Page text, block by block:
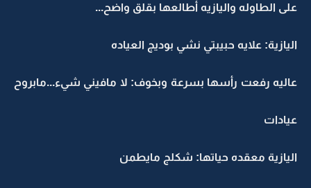
على الطاوله واليازيه أطالعها بقلق واضح...
اليازية: علايه حبيبتي نشي بوديج العياده
عاليه رفعت رأسها بسرعة وبخوف: لا مافيني شيء...مابروح
عيادات
اليازية معقده حياتها: شكلج مايطمن